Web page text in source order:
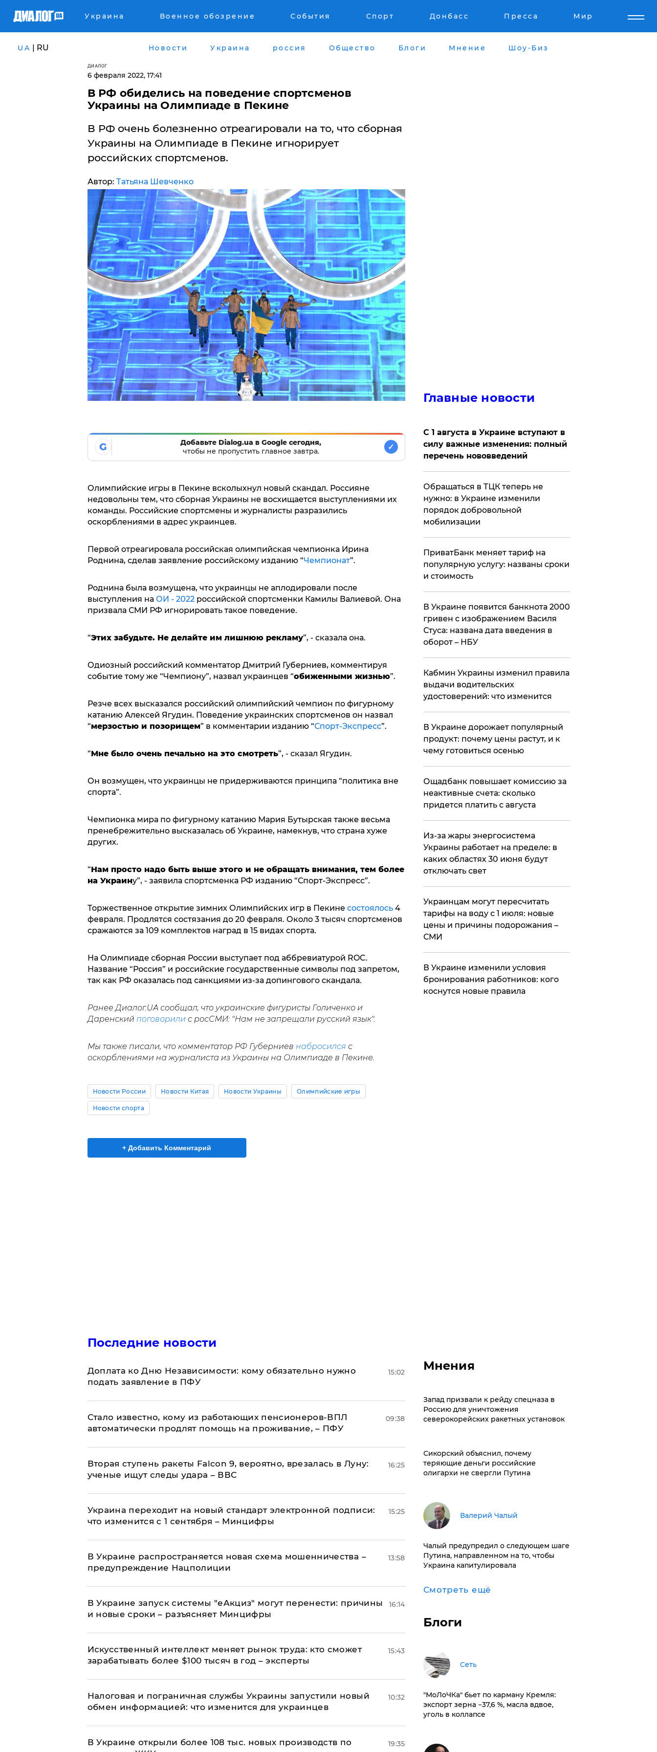
Украина Военное обозрение События Спорт Донбасс Пресса Мир
UA | RU Новости Украина россия Общество Блоги Мнение Шоу-Биз
ДИАЛОГ
6 февраля 2022, 17:41
В РФ обиделись на поведение спортсменов
Украины на Олимпиаде в Пекине
В РФ очень болезненно отреагировали на то, что сборная
Украины на Олимпиаде в Пекине игнорирует
российских спортсменов.
Автор: Татьяна Шевченко
G
Добавьте Dialog.ua в Google сегодня,
чтобы не пропустить главное завтра.
✓
Олимпийские игры в Пекине всколыхнул новый скандал. Россияне
недовольны тем, что сборная Украины не восхищается выступлениями их
команды. Российские спортсмены и журналисты разразились
оскорблениями в адрес украинцев.
Первой отреагировала российская олимпийская чемпионка Ирина
Роднина, сделав заявление российскому изданию “Чемпионат”.
Роднина была возмущена, что украинцы не аплодировали после
выступления на ОИ - 2022российской спортсменки Камилы Валиевой. Она
призвала СМИ РФ игнорировать такое поведение.
“Этих забудьте. Не делайте им лишнюю рекламу”, - сказала она.
Одиозный российский комментатор Дмитрий Губерниев, комментируя
событие тому же “Чемпиону”, назвал украинцев “обиженными жизнью”.
Резче всех высказался российский олимпийский чемпион по фигурному
катанию Алексей Ягудин. Поведение украинских спортсменов он назвал
“мерзостью и позорищем” в комментарии изданию “Спорт-Экспресс”.
“Мне было очень печально на это смотреть”, - сказал Ягудин.
Он возмущен, что украинцы не придерживаются принципа “политика вне
спорта”.
Чемпионка мира по фигурному катанию Мария Бутырская также весьма
пренебрежительно высказалась об Украине, намекнув, что страна хуже
других.
“Нам просто надо быть выше этого и не обращать внимания, тем более
на Украину”, - заявила спортсменка РФ изданию “Спорт-Экспресс”.
Торжественное открытие зимних Олимпийских игр в Пекине состоялось4
февраля. Продлятся состязания до 20 февраля. Около 3 тысяч спортсменов
сражаются за 109 комплектов наград в 15 видах спорта.
На Олимпиаде сборная России выступает под аббревиатурой ROC.
Название “Россия” и российские государственные символы под запретом,
так как РФ оказалась под санкциями из-за допингового скандала.
Ранее Диалог.UA сообщал, что украинские фигуристы Голиченко и
Даренский поговорили с росСМИ: "Нам не запрещали русский язык".
Мы также писали, что комментатор РФ Губерниев набросился с
оскорблениями на журналиста из Украины на Олимпиаде в Пекине.
Новости России Новости Китая Новости Украины Олимпийские игры
Новости спорта
+ Добавить Комментарий
Последние новости
Доплата ко Дню Независимости: кому обязательно нужно
подать заявление в ПФУ
15:02
Стало известно, кому из работающих пенсионеров-ВПЛ
автоматически продлят помощь на проживание, – ПФУ
09:38
Вторая ступень ракеты Falcon 9, вероятно, врезалась в Луну:
ученые ищут следы удара – ВВС
16:25
Украина переходит на новый стандарт электронной подписи:
что изменится с 1 сентября – Минцифры
15:25
В Украине распространяется новая схема мошенничества –
предупреждение Нацполиции
13:58
В Украине запуск системы "еАкциз" могут перенести: причины
и новые сроки – разъясняет Минцифры
16:14
Искусственный интеллект меняет рынок труда: кто сможет
зарабатывать более $100 тысяч в год – эксперты
15:43
Налоговая и пограничная службы Украины запустили новый
обмен информацией: что изменится для украинцев
10:32
В Украине открыли более 108 тыс. новых производств по
19:35
Главные новости
С 1 августа в Украине вступают в
силу важные изменения: полный
перечень нововведений
Обращаться в ТЦК теперь не
нужно: в Украине изменили
порядок добровольной
мобилизации
ПриватБанк меняет тариф на
популярную услугу: названы сроки
и стоимость
В Украине появится банкнота 2000
гривен с изображением Василя
Стуса: названа дата введения в
оборот – НБУ
Кабмин Украины изменил правила
выдачи водительских
удостоверений: что изменится
В Украине дорожает популярный
продукт: почему цены растут, и к
чему готовиться осенью
​Ощадбанк повышает комиссию за
неактивные счета: сколько
придется платить с августа
Из-за жары энергосистема
Украины работает на пределе: в
каких областях 30 июня будут
отключать свет
Украинцам могут пересчитать
тарифы на воду с 1 июля: новые
цены и причины подорожания –
СМИ
В Украине изменили условия
бронирования работников: кого
коснутся новые правила
Мнения
Запад призвали к рейду спецназа в
Россию для уничтожения
северокорейских ракетных установок
Сикорский объяснил, почему
теряющие деньги российские
олигархи не свергли Путина
Валерий Чалый
Чалый предупредил о следующем шаге
Путина, направленном на то, чтобы
Украина капитулировала
Смотреть ещё
Блоги
Сеть
​"МоЛоЧКа" бьет по карману Кремля:
экспорт зерна −37,6 %, масла вдвое,
уголь в коллапсе